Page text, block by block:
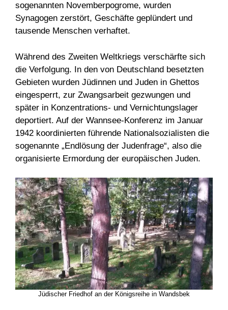
sogenannten Novemberpogrome, wurden
Synagogen zerstört, Geschäfte geplündert und
tausende Menschen verhaftet.
Während des Zweiten Weltkriegs verschärfte sich
die Verfolgung. In den von Deutschland besetzten
Gebieten wurden Jüdinnen und Juden in Ghettos
eingesperrt, zur Zwangsarbeit gezwungen und
später in Konzentrations- und Vernichtungslager
deportiert. Auf der Wannsee-Konferenz im Januar
1942 koordinierten führende Nationalsozialisten die
sogenannte „Endlösung der Judenfrage“, also die
organisierte Ermordung der europäischen Juden.
Jüdischer Friedhof an der Königsreihe in Wandsbek